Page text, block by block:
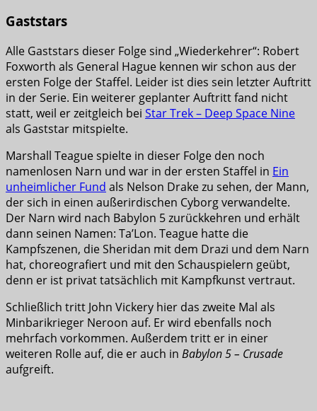
Gaststars
Alle Gaststars dieser Folge sind „Wiederkehrer“: Robert
Foxworth als General Hague kennen wir schon aus der
ersten Folge der Staffel. Leider ist dies sein letzter Auftritt
in der Serie. Ein weiterer geplanter Auftritt fand nicht
statt, weil er zeitgleich bei Star Trek – Deep Space Nine
als Gaststar mitspielte.
Marshall Teague spielte in dieser Folge den noch
namenlosen Narn und war in der ersten Staffel in Ein
unheimlicher Fund als Nelson Drake zu sehen, der Mann,
der sich in einen außerirdischen Cyborg verwandelte.
Der Narn wird nach Babylon 5 zurückkehren und erhält
dann seinen Namen: Ta’Lon. Teague hatte die
Kampfszenen, die Sheridan mit dem Drazi und dem Narn
hat, choreografiert und mit den Schauspielern geübt,
denn er ist privat tatsächlich mit Kampfkunst vertraut.
Schließlich tritt John Vickery hier das zweite Mal als
Minbarikrieger Neroon auf. Er wird ebenfalls noch
mehrfach vorkommen. Außerdem tritt er in einer
weiteren Rolle auf, die er auch in Babylon 5 – Crusade
aufgreift.